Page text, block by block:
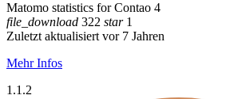
Matomo statistics for Contao 4
file_download 322 star1
Zuletzt aktualisiert vor 7 Jahren
Mehr Infos
1.1.2